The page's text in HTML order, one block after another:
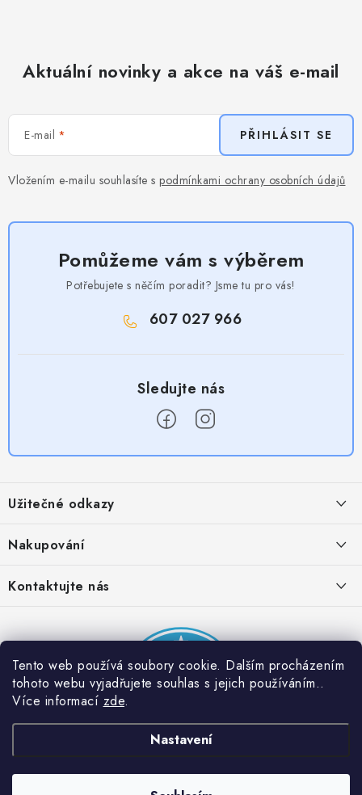
Tento web používá soubory cookie. Dalším procházením
tohoto webu vyjadřujete souhlas s jejich používáním..
Více informací zde.
Nastavení
Aktuální novinky a akce na váš e-mail
E-mail
Vložením e-mailu souhlasíte s podmínkami ochrany osobních údajů
PŘIHLÁSIT SE
Pomůžeme vám s výběrem
Potřebujete s něčím poradit? Jsme tu pro vás!
607 027 966
p
a
Užitečné odkazy
Obchodní podmínky
Provizní systém
Partner stránek: Super plecháček
Nakupování
Časté otázky
Podmínky akce 2 + 1 zdarma
Kontaktujte nás